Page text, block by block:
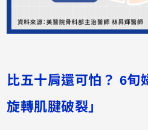
比五十肩還可怕？ 6旬
旋轉肌腱破裂」